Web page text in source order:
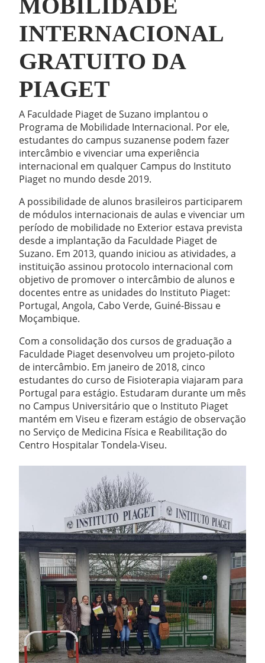
MOBILIDADE
INTERNACIONAL
GRATUITO DA
PIAGET
A Faculdade Piaget de Suzano implantou o
Programa de Mobilidade Internacional. Por ele,
estudantes do campus suzanense podem fazer
intercâmbio e vivenciar uma experiência
internacional em qualquer Campus do Instituto
Piaget no mundo desde 2019.
A possibilidade de alunos brasileiros participarem
de módulos internacionais de aulas e vivenciar um
período de mobilidade no Exterior estava prevista
desde a implantação da Faculdade Piaget de
Suzano. Em 2013, quando iniciou as atividades, a
instituição assinou protocolo internacional com
objetivo de promover o intercâmbio de alunos e
docentes entre as unidades do Instituto Piaget:
Portugal, Angola, Cabo Verde, Guiné-Bissau e
Moçambique.
Com a consolidação dos cursos de graduação a
Faculdade Piaget desenvolveu um projeto-piloto
de intercâmbio. Em janeiro de 2018, cinco
estudantes do curso de Fisioterapia viajaram para
Portugal para estágio. Estudaram durante um mês
no Campus Universitário que o Instituto Piaget
mantém em Viseu e fizeram estágio de observação
no Serviço de Medicina Física e Reabilitação do
Centro Hospitalar Tondela-Viseu.